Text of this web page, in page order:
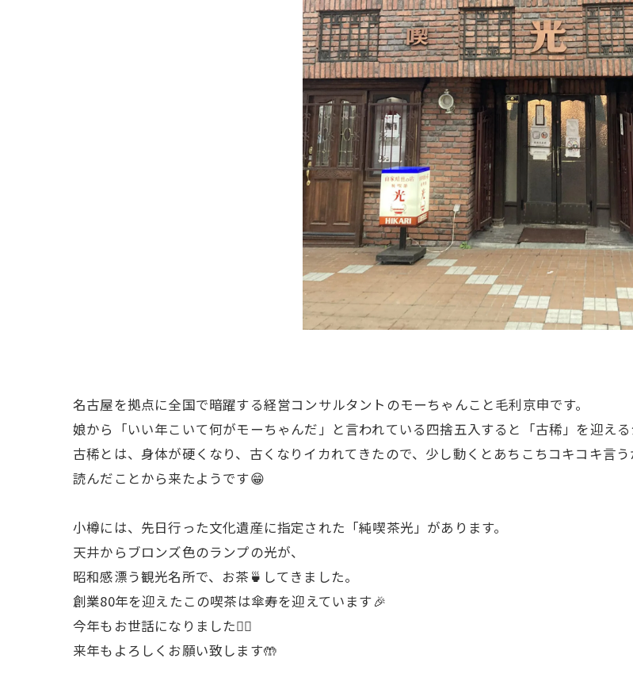
名古屋を拠点に全国で暗躍する経営コンサルタントのモーちゃんこと毛利京申です。
娘から「いい年こいて何がモーちゃんだ」と言われている四捨五入すると「古稀」を迎え
古稀とは、身体が硬くなり、古くなりイカれてきたので、少し動くとあちこちコキコキ言
読んだことから来たようです😁
小樽には、先日行った文化遺産に指定された「純喫茶光」があります。
天井からブロンズ色のランプの光が、
昭和感漂う観光名所で、お茶🍵してきました。
創業80年を迎えたこの喫茶は傘寿を迎えています🎉
今年もお世話になりました🙇‍♂️
来年もよろしくお願い致します🤲